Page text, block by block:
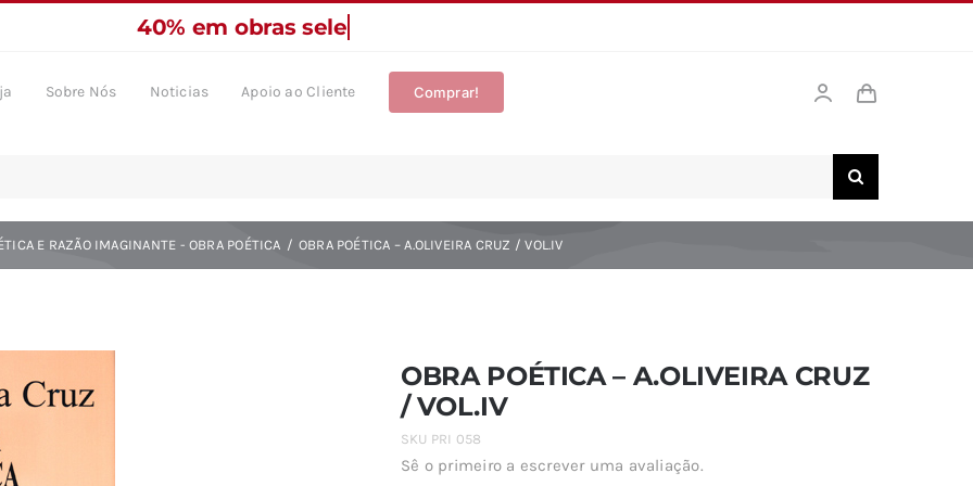
Sobre Nós Noticias Apoio ao Cliente Comprar!
E RAZÃO IMAGINANTE - OBRA POÉTICA OBRA POÉTICA – A.OLIVEIRA CRUZ / VOL.IV
OBRA POÉTICA – A.OLIVEIRA CRUZ
/ VOL.IV
SKU PRI 058
Sê o primeiro a escrever uma avaliação.